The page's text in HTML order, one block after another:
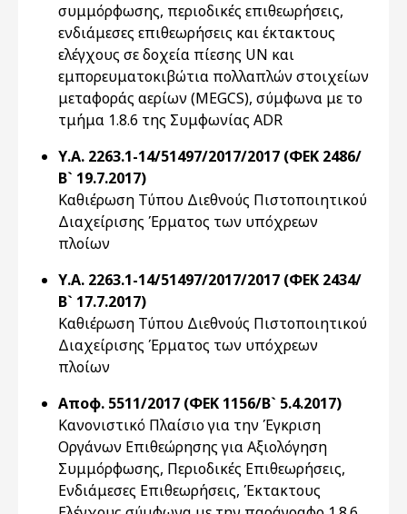
συμμόρφωσης, περιοδικές επιθεωρήσεις,
ενδιάμεσες επιθεωρήσεις και έκτακτους
ελέγχους σε δοχεία πίεσης UN και
εμπορευματοκιβώτια πολλαπλών στοιχείων
μεταφοράς αερίων (MEGCS), σύμφωνα με το
τμήμα 1.8.6 της Συμφωνίας ADR
Υ.Α. 2263.1-14/51497/2017/2017 (ΦΕΚ 2486/
Β` 19.7.2017)
Καθιέρωση Τύπου Διεθνούς Πιστοποιητικού
Διαχείρισης Έρματος των υπόχρεων
πλοίων
Υ.Α. 2263.1-14/51497/2017/2017 (ΦΕΚ 2434/
Β` 17.7.2017)
Καθιέρωση Τύπου Διεθνούς Πιστοποιητικού
Διαχείρισης Έρματος των υπόχρεων
πλοίων
Αποφ. 5511/2017 (ΦΕΚ 1156/Β` 5.4.2017)
Κανονιστικό Πλαίσιο για την Έγκριση
Οργάνων Επιθεώρησης για Αξιολόγηση
Συμμόρφωσης, Περιοδικές Επιθεωρήσεις,
Ενδιάμεσες Επιθεωρήσεις, Έκτακτους